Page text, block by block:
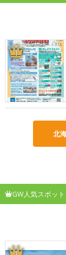
1
北
GW人気スポッ